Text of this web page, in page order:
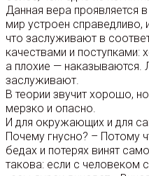
Данная вера проявляется
мир устроен справедливо,
что заслуживают в
качествами и
а плохие — наказываются.
заслуживают.
В теории звучит хорошо,
мерзко и опасно.
И для окружающих и для
Почему гнусно? – Потому
бедах и потерях винят
такова: если с человеком